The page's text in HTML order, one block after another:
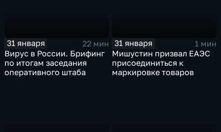
31 января
22 мин
Вирус в России. Брифинг
по итогам заседания
оперативного штаба
31 января
1 мин
Мишустин призвал ЕАЭС
присоединиться к
маркировке товаров